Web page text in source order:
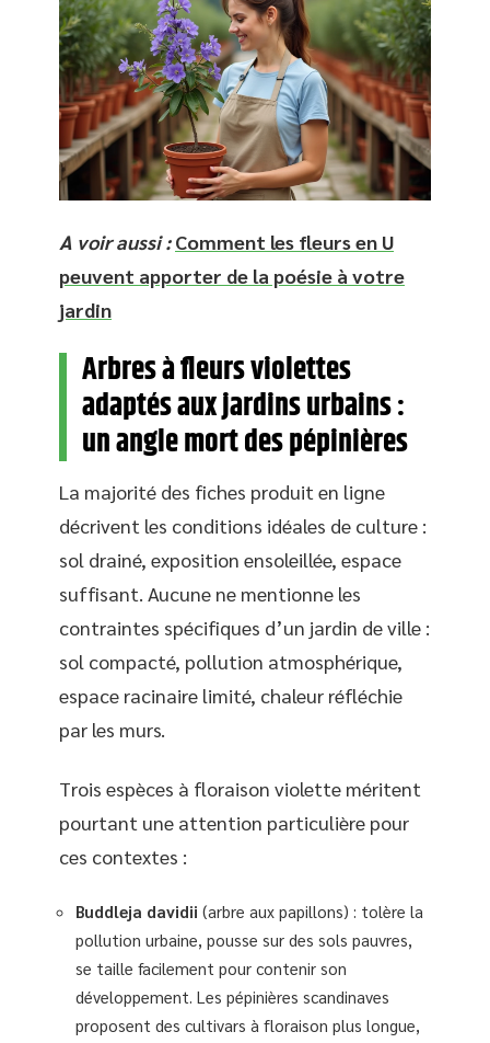
A voir aussi : Comment les fleurs en U
peuvent apporter de la poésie à votre
jardin
Arbres à fleurs violettes
adaptés aux jardins urbains :
un angle mort des pépinières
La majorité des fiches produit en ligne
décrivent les conditions idéales de culture :
sol drainé, exposition ensoleillée, espace
suffisant. Aucune ne mentionne les
contraintes spécifiques d’un jardin de ville :
sol compacté, pollution atmosphérique,
espace racinaire limité, chaleur réfléchie
par les murs.
Trois espèces à floraison violette méritent
pourtant une attention particulière pour
ces contextes :
Buddleja davidii (arbre aux papillons) : tolère la
pollution urbaine, pousse sur des sols pauvres,
se taille facilement pour contenir son
développement. Les pépinières scandinaves
proposent des cultivars à floraison plus longue,